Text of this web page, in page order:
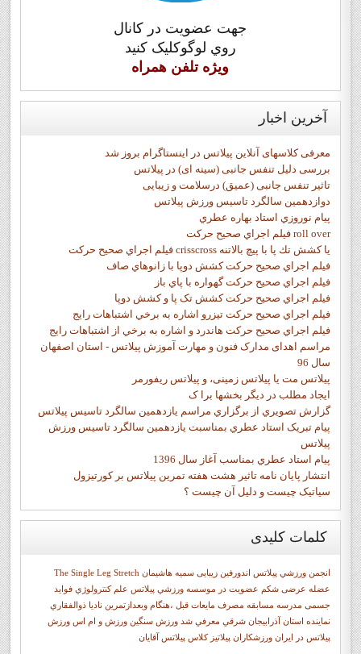
جهت عضويت در کانال
روي لوگوکليک کنيد
ويژه تلفن همراه
آخرین اخبار
معرفی کلاسهای آنلاین پیلاتس در اینستاگرام بروز شد
بررسی دلیل تنفس جانبی (سینه ای) در پیلاتس
تاثیر تنفس جانبی (عمیق) درسلامت و زیبایی
دوازدهمين سالگرد تاسيس ورزش پيلاتس
پيام نوروزي استاد بهاره عطري
فيلم اجراي صحيح حرکت roll over
فيلم اجراي صحيح حركت crisscross يا كشش تك پا با پيچ بالاتنه
فيلم اجراي صحيح حرکت كشش دوپا با زانوهاي صاف
فيلم اجراي صحيح حرکت گهواره با پاي باز
فيلم اجراي صحيح حرکت کشش تک پا و کشش دوپا
فيلم اجراي صحيح حرکت تيزرو اشاره به برخي اشتباهات رايج
فيلم اجراي صحيح حرکت هاندرد و اشاره به برخي از اشتباهات رايج
مراسم اهدای مدارک فنون و مهارت آموزش پیلاتس - استان اصفهان
سال 96
پیلاتس مت یا پیلاتس زمینی، و پیلاتس ریفورمر
ايجاد مطلب در ديگر بخشها برا ک
گزارش تصويري از برگزاري مراسم يازدهمين سالگرد تاسيس پيلاتس
پيام تبريک استاد عطري بمناسبت يازدهمين سالگرد تاسيس ورزش
پيلاتس
پيام استاد عطري بمناسب آغاز سال 1396
انتشار پايان نامه تاثیر هشت هفته تمرین پیلاتس بر کورتیزول
سیاتیک چیست و دلیل آن چیست ؟
کلماتکلیدی
The Single Leg Stretch انجمن ورزشي پيلاتس اندورفین زیبایی سميه هاشيمان
عضله عرضی شکم عضويت در موسسه ورزشي پيلاتس علم کنترولوژي فواید
جسمی مدرسه مسابقه مصرف مایعات قبل ،هنگام وبعدازتمرین ناديا ذوالفقاري
نماينده استان آذرابيجان شرقي معرفي شد ورزش سنگین ورزش و ام اس ورزش
پیلاتس در ایران ورزشکاران پيلاتيز کلاس پیلاتس آقایان